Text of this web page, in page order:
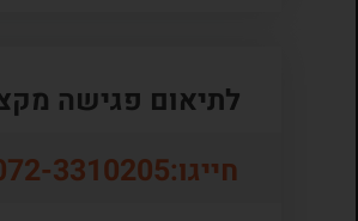
לתיאום פגישה
חייגו:3310205